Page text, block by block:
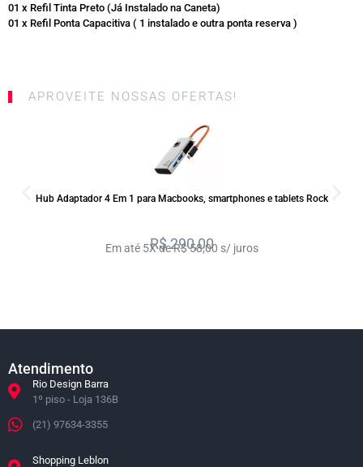
01 x Refil Tinta Preto (Já Instalado na Caneta)
01 x Refil Ponta Capacitiva ( 1 instalado e outra ponta reserva )
APROVEITE NOSSAS OFERTAS!
Hub Adaptador 4 Em 1 para Macbooks, smartphones e tablets Rock
R$290,00
Em até 5X de R$ 58,00 s/ juros
Atendimento
Rio Design Barra
1º piso - Loja 136B
(21) 97634-3355
Shopping Leblon